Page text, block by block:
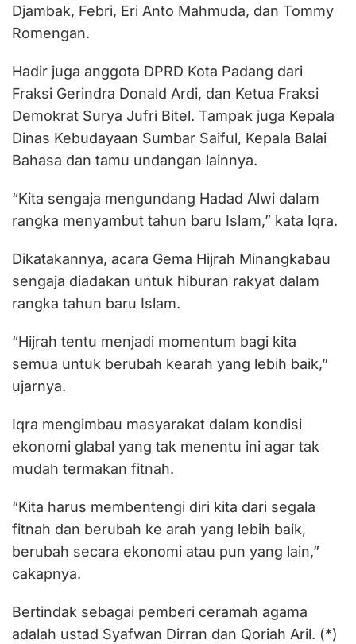
Djambak, Febri, Eri Anto Mahmuda, dan Tommy
Romengan.
Hadir juga anggota DPRD Kota Padang dari
Fraksi Gerindra Donald Ardi, dan Ketua Fraksi
Demokrat Surya Jufri Bitel. Tampak juga Kepala
Dinas Kebudayaan Sumbar Saiful, Kepala Balai
Bahasa dan tamu undangan lainnya.
“Kita sengaja mengundang Hadad Alwi dalam
rangka menyambut tahun baru Islam,” kata Iqra.
Dikatakannya, acara Gema Hijrah Minangkabau
sengaja diadakan untuk hiburan rakyat dalam
rangka tahun baru Islam.
“Hijrah tentu menjadi momentum bagi kita
semua untuk berubah kearah yang lebih baik,”
ujarnya.
Iqra mengimbau masyarakat dalam kondisi
ekonomi glabal yang tak menentu ini agar tak
mudah termakan fitnah.
“Kita harus membentengi diri kita dari segala
fitnah dan berubah ke arah yang lebih baik,
berubah secara ekonomi atau pun yang lain,”
cakapnya.
Bertindak sebagai pemberi ceramah agama
adalah ustad Syafwan Dirran dan Qoriah Aril. (*)